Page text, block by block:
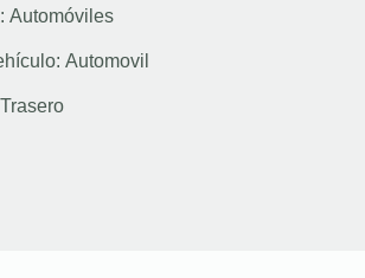
Automóviles
Automovil
Trasero